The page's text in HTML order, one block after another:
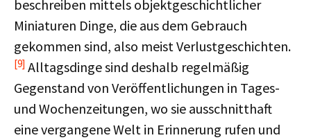
beschreiben mittels objektgeschichtlicher
Miniaturen Dinge, die aus dem Gebrauch
gekommen sind, also meist Verlustgeschichten.
[9] Alltagsdinge sind deshalb regelmäßig
Gegenstand von Veröffentlichungen in Tages-
und Wochenzeitungen, wo sie ausschnitthaft
eine vergangene Welt in Erinnerung rufen und